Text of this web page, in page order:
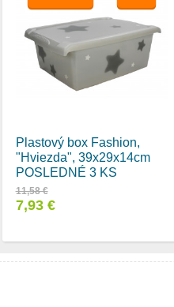
Plastový box Fashion,
"Hviezda", 39x29x14cm
POSLEDNÉ 3 KS
11,58 €
7,93 €